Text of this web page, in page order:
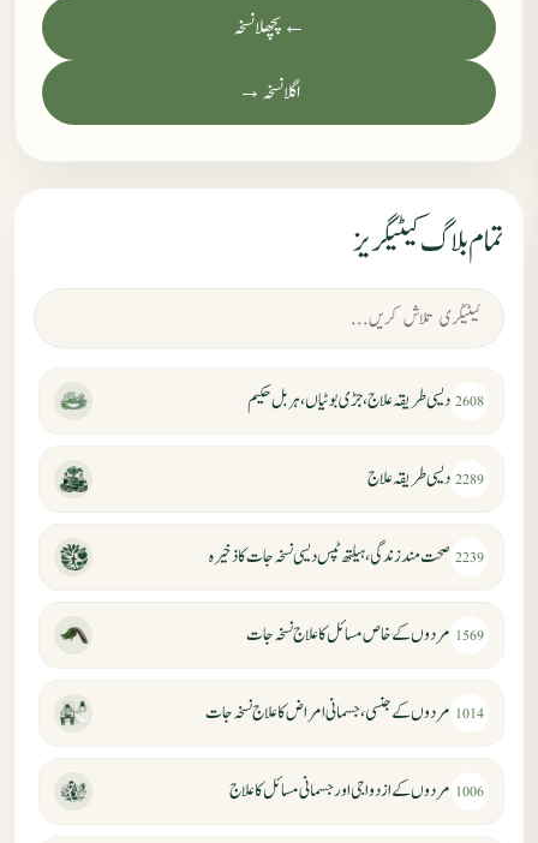
← پچھلا نسخہ
اگلا نسخہ →
تمام بلاگ کیٹیگریز
2608 دیسی طریقہ علاج، جڑی بوٹیاں، ہربل حکیم
2289 دیسی طریقہ علاج
2239 صحت مند زندگی، ہیلتھ ٹپس دیسی نسخہ جات کا ذخیرہ
1569 مردوں کے خاص مسائل کا علاج نسخہ جات
1014 مردوں کے جنسی، جسمانی امراض کا علاج نسخہ جات
1006 مردوں کے ازدواجی اور جسمانی مسائل کا علاج